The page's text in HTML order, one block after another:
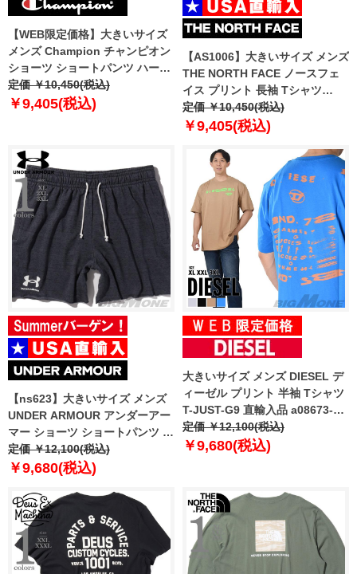
【WEB限定価格】大きいサイズ
メンズ Champion チャンピオン
ショーツ ショートパンツ ハーフ
パンツ USA直輸入 89597p
定価 ￥10,450(税込)
￥9,405(税込)
【AS1006】大きいサイズ メンズ
THE NORTH FACE ノースフェ
イス プリント 長袖 Tシャツ
HALF DOME TEE USA直輸入
nf0a811o-la9
定価 ￥10,450(税込)
￥9,405(税込)
【ns623】大きいサイズ メンズ
UNDER ARMOUR アンダーアー
マー ショーツ ショートパンツ ハ
ーフパンツ USA直輸入
1382427-025
定価 ￥12,100(税込)
￥9,680(税込)
大きいサイズ メンズ DIESEL デ
ィーゼル プリント 半袖 Tシャツ
T-JUST-G9 直輸入品 a08673-
0cjac
定価 ￥12,100(税込)
￥9,680(税込)